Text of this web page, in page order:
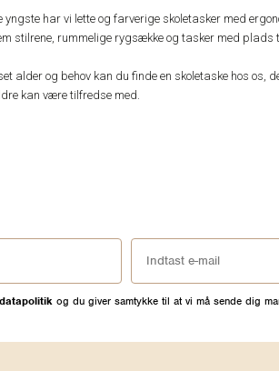
yngste har vi lette og farverige skoletasker med
stilrene, rummelige rygsække og tasker med plads
alder og behov kan du finde en skoletaske hos os,
kan være tilfredse med.
og du giver samtykke til at vi må sende dig